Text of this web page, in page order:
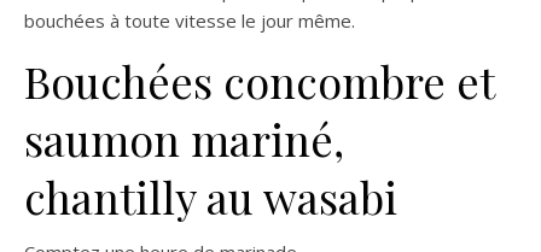
bouchées à toute vitesse le jour même.
Bouchées concombre et
saumon mariné,
chantilly au wasabi